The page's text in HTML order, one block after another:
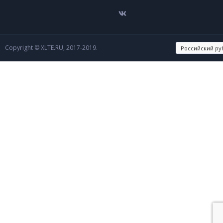
Copyright © XLTE.RU, 2017-2019.